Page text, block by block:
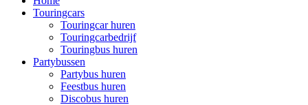
Touringcars
Touringcar huren
Touringcarbedrijf
Touringbus huren
Partybussen
Partybus huren
Feestbus huren
Discobus huren